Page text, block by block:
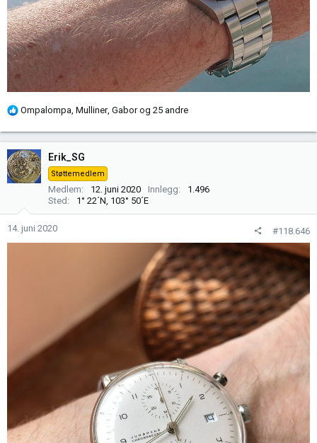
R
k
s
j
e
r
Ompalompa, Mulliner, Gaborog 25 andre
Erik_SG
Støttemedlem
Medlem 12. juni 2020 Innlegg
1.496
Sted
1° 22´N, 103° 50´E
14. juni 2020 #118.646